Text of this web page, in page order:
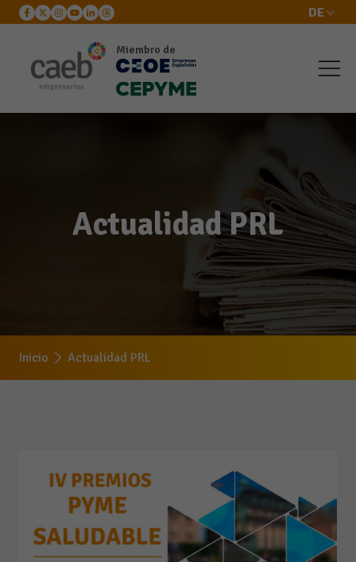
DE
Miembro de
Actualidad PRL
Inicio Actualidad PRL